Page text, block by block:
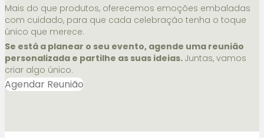
Mais do que produtos, oferecemos emoções embaladas
com cuidado, para que cada celebração tenha o toque
único que merece.
Se está a planear o seu evento, agende uma reunião
personalizada e partilhe as suas ideias. Juntas, vamos
criar algo único.
Agendar Reunião